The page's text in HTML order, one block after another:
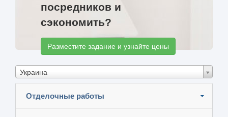
посредников и
сэкономить?
Разместите задание и узнайте цены
Украина
Отделочные работы